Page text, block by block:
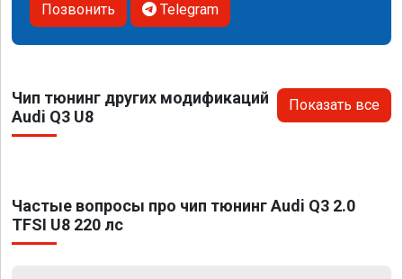
Позвонить Telegram
Чип тюнинг других модификаций
Audi Q3 U8
Показать все
Частые вопросы про чип тюнинг Audi Q3 2.0
TFSI U8 220 лс